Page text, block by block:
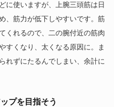
に使いますが、上腕三頭筋は日
、筋力が低下しやすいです。筋
くれるので、二の腕付近の筋肉
すくなり、太くなる原因に。ま
れずにたるんでしまい、余計に
プを目指そう